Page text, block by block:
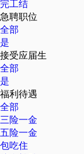
完工结
急聘职位
全部
是
接受应届生
全部
是
福利待遇
全部
三险一金
五险一金
包吃住